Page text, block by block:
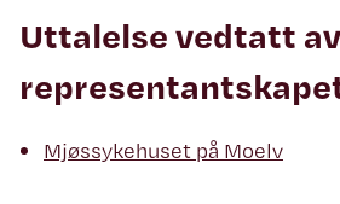
Uttalelse vedtatt av
Mjøssykehuset på Moelv